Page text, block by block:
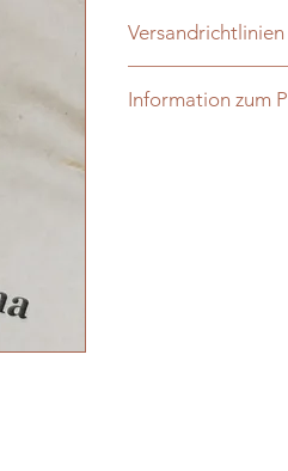
Versandrichtlinien
Produkt per Post
Information zum